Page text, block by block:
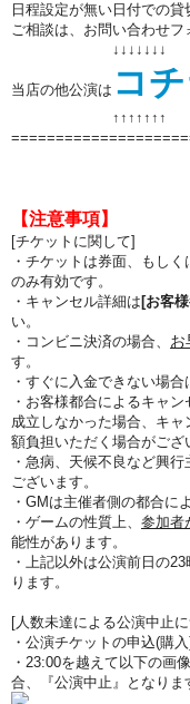
日程設定が無い日付での貸
ご相談は、お問い合わせフ
↓↓↓↓↓↓↓
当店の他公演は コ
↑↑ ↑↑ ↑↑ ↑
【注意事項】
[チケットに関して]
・チケットは券面、もし
のみ有効です。
・キャンセル詳細は [お客
い。
・コンビニ決済の場合、 お
す。
・すぐに入金できない場合
・お客様都合によるキャ
成立しなかった場合、キ
額負担いただく場合がござ
・急病、天候不良など興
ございます。
・GMは主催者側の都合に
・ゲームの性質上、 参加者
能性があります。
・上記以外は公演前日の
ります。
[人数未達による公演中止
・公演チケットの申込(購
・23:00を越えて以下の画
合、『公演中止』となりま